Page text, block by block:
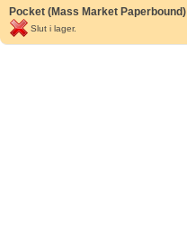
Pocket (Mass Market Paperbound)
Slut i lager.